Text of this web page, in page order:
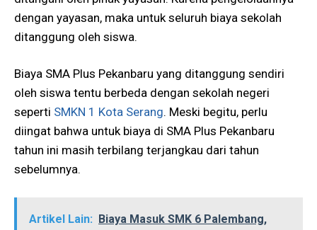
dengan yayasan, maka untuk seluruh biaya sekolah
ditanggung oleh siswa.
Biaya SMA Plus Pekanbaru yang ditanggung sendiri
oleh siswa tentu berbeda dengan sekolah negeri
seperti SMKN 1 Kota Serang. Meski begitu, perlu
diingat bahwa untuk biaya di SMA Plus Pekanbaru
tahun ini masih terbilang terjangkau dari tahun
sebelumnya.
Artikel Lain: Biaya Masuk SMK 6 Palembang,